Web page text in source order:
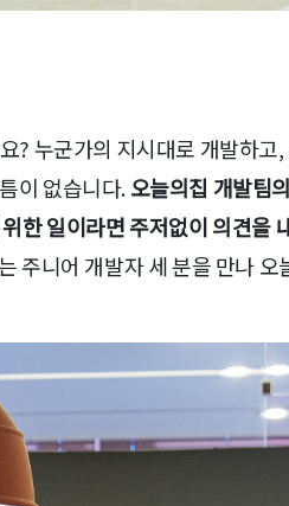
누군가의 지시대로 개발하
이 없습니다.오늘의집 개발팀
한 일이라면 주저없이 의견을
주니어 개발자 세 분을 만나